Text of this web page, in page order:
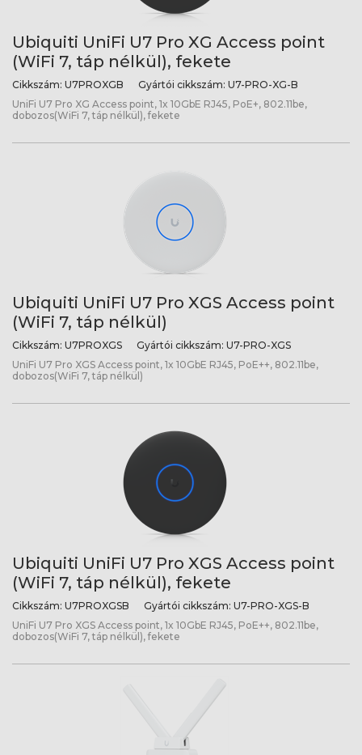
Ubiquiti UniFi U7 Pro XG Access point
(WiFi 7, táp nélkül), fekete
Cikkszám: U7PROXGB Gyártói cikkszám: U7-PRO-XG-B
UniFi U7 Pro XG Access point, 1x 10GbE RJ45, PoE+, 802.11be,
dobozos(WiFi 7, táp nélkül), fekete
Ubiquiti UniFi U7 Pro XGS Access point
(WiFi 7, táp nélkül)
Cikkszám: U7PROXGS Gyártói cikkszám: U7-PRO-XGS
UniFi U7 Pro XGS Access point, 1x 10GbE RJ45, PoE++, 802.11be,
dobozos(WiFi 7, táp nélkül)
Ubiquiti UniFi U7 Pro XGS Access point
(WiFi 7, táp nélkül), fekete
Cikkszám: U7PROXGSB Gyártói cikkszám: U7-PRO-XGS-B
UniFi U7 Pro XGS Access point, 1x 10GbE RJ45, PoE++, 802.11be,
dobozos(WiFi 7, táp nélkül), fekete